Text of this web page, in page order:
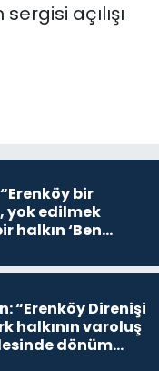
açılışı
bir
yok edilmek
halkın ‘Ben
dediği
“Erenköy Direnişi
halkının varoluş
dönüm